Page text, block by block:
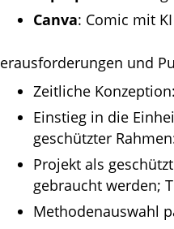
Canva: Comic mit
und
Zeitliche
Einstieg in die
geschützter
Projekt als
gebraucht werden;
Methodenauswahl